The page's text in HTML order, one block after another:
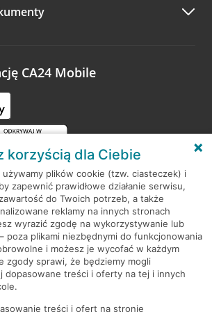
się z nami opinią o wizycie.
CA24 Mobile
korzyścią dla Ciebie
plików cookie (tzw. ciasteczek) i
zapewnić prawidłowe działanie serwisu,
do Twoich potrzeb, a także
reklamy na innych stronach
wyrazić zgodę na wykorzystywanie lub
poza plikami niezbędnymi do funkcjonowania
i możesz je wycofać w każdym
zgody sprawi, że będziemy mogli
dopasowane treści i oferty na tej i innych
treści i ofert na stronie